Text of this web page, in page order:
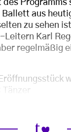
Programms
Ballett aus
zu sehen
Leitern Karl
regelmäßig
Tänzer